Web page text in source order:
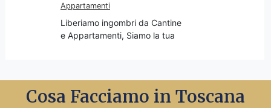
Appartamenti
Liberiamo ingombri da Cantine
e Appartamenti, Siamo la tua
un Preventivo e sopralluogo.
Cosa Facciamo in Toscana